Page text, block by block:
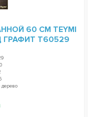
60 СМ TEYMI
ГРАФИТ T60529